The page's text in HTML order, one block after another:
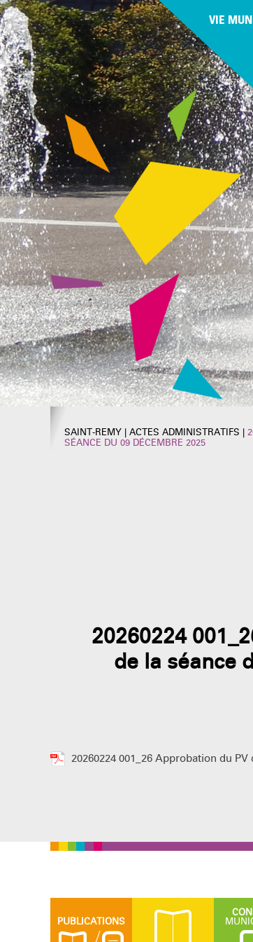
VIE
SAINT-REMY | ACTES ADMINISTRATIFS |
SÉANCE DU 09 DÉCEMBRE 2025
20260224
de la séance
20260224 001_26 Approbation du
PUBLICATIONS